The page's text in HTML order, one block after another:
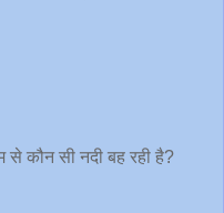
से कौन सी नदी बह रही है?